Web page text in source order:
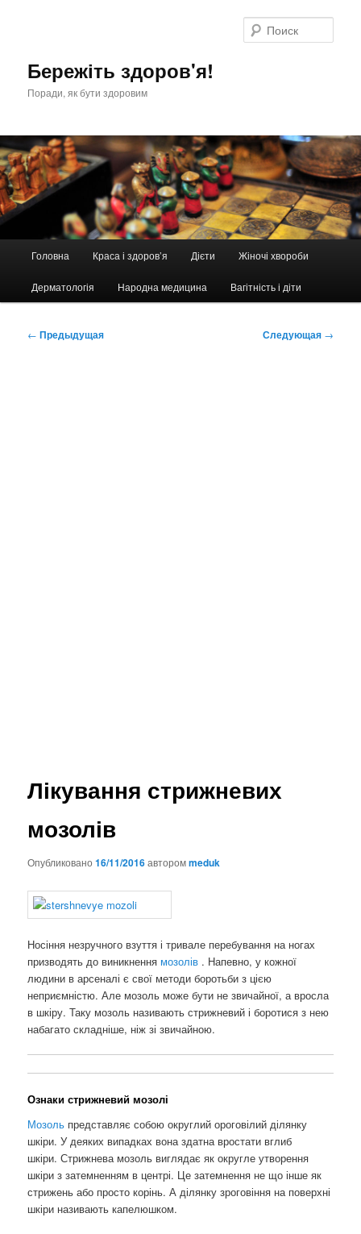
Бережіть здоров'я!
Поради, як бути здоровим
Головна Краса і здоров’я Дієти Жіночі хвороби
Дерматологія Народна медицина Вагітність і діти
Навигация
← Предыдущая Следующая →
Лікування стрижневих
мозолів
Опубликовано16/11/2016авторомmeduk
Носіння незручного взуття і тривале перебування на ногах
призводять до виникнення мозолів . Напевно, у кожної
людини в арсеналі є свої методи боротьби з цією
неприємністю. Але мозоль може бути не звичайної, а вросла
в шкіру. Таку мозоль називають стрижневий і боротися з нею
набагато складніше, ніж зі звичайною.
Ознаки стрижневий мозолі
Мозоль представляє собою округлий ороговілий ділянку
шкіри. У деяких випадках вона здатна вростати вглиб
шкіри. Стрижнева мозоль виглядає як округле утворення
шкіри з затемненням в центрі. Це затемнення не що інше як
стрижень або просто корінь. А ділянку зроговіння на поверхні
шкіри називають капелюшком.